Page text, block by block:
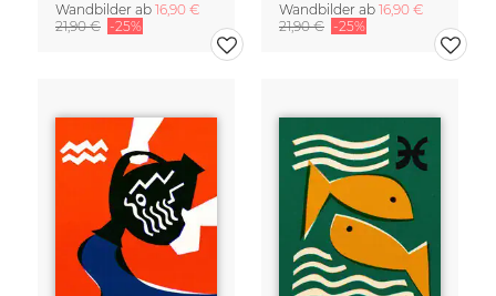
Wandbilder ab 16,90 €
21,90 € -25%
Wandbilder ab 16,90 €
21,90 € -25%